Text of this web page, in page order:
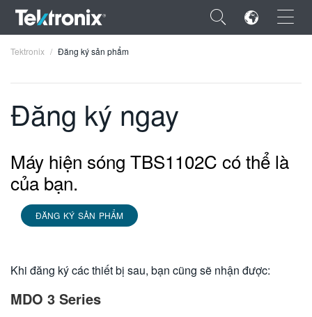
×
ENGLISH
FRANÇAIS
DEUTSCH
VIỆT NAM
日本語
한국어
Tektronix Đăng ký sản phẩm
Đăng ký ngay
Máy hiện sóng TBS1102C có thể là
của bạn.
ĐĂNG KÝ SẢN PHẨM
Khi đăng ký các thiết bị sau, bạn cũng sẽ nhận được:
MDO 3 Series